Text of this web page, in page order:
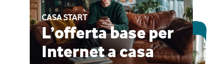
CASA START
L’offerta base per
Internet a casa
ESCLUSIVA ONLINE